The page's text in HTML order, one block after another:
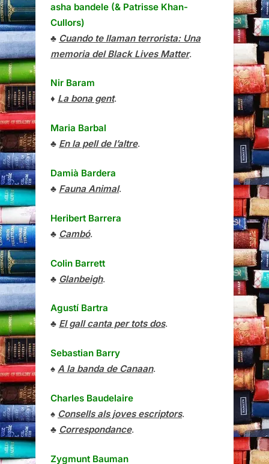
asha bandele (& Patrisse Khan-
Cullors)
♣ Cuando te llaman terrorista: Una
memoria del Black Lives Matter.
Nir Baram
♦ La bona gent.
Maria Barbal
♣ En la pell de l’altre.
Damià Bardera
♣ Fauna Animal.
Heribert Barrera
♣ Cambó.
Colin Barrett
♣ Glanbeigh.
Agustí Bartra
♣ El gall canta per tots dos.
Sebastian Barry
♠ A la banda de Canaan.
Charles Baudelaire
♠ Consells als joves escriptors.
♣ Correspondance.
Zygmunt Bauman